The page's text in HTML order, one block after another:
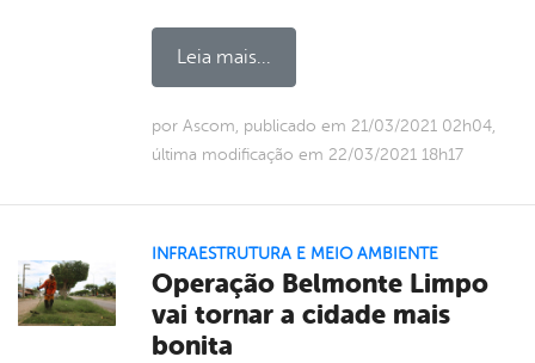
Leia mais...
por Ascom, publicado em 21/03/2021 02h04,
última modificação em 22/03/2021 18h17
INFRAESTRUTURA E MEIO AMBIENTE
Operação Belmonte Limpo
vai tornar a cidade mais
bonita